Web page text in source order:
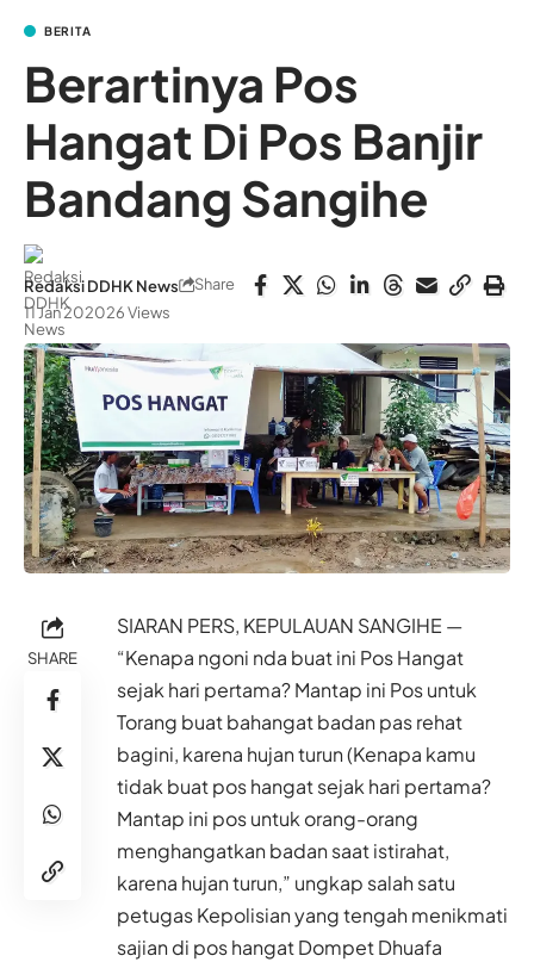
BERITA
Berartinya Pos
Hangat Di Pos Banjir
Bandang Sangihe
Redaksi DDHK News
11 Jan 202026 Views
Share
SHARE
SIARAN PERS, KEPULAUAN SANGIHE —
“Kenapa ngoni nda buat ini Pos Hangat
sejak hari pertama? Mantap ini Pos untuk
Torang buat bahangat badan pas rehat
bagini, karena hujan turun (Kenapa kamu
tidak buat pos hangat sejak hari pertama?
Mantap ini pos untuk orang-orang
menghangatkan badan saat istirahat,
karena hujan turun,” ungkap salah satu
petugas Kepolisian yang tengah menikmati
sajian di pos hangat Dompet Dhuafa